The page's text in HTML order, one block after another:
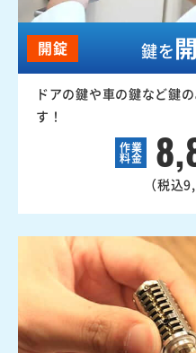
開錠 鍵を
ドアの鍵や車の鍵など鍵
す！
作業
料金
（税込